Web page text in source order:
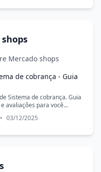
Mercado shops
de cobrança - Guia
Sistema de cobrança. Guia
avaliações para você
• 03/12/2025